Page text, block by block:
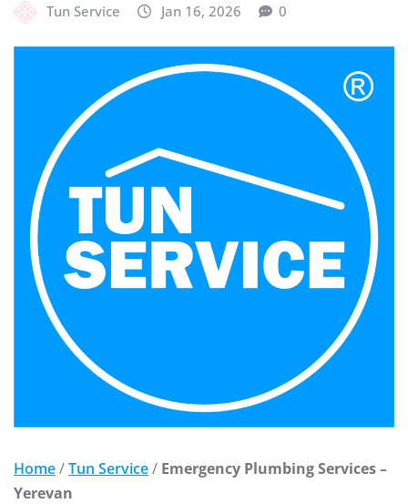
Tun Service Jan 16, 2026 0
Home/Tun Service/ Emergency Plumbing Services –
Yerevan